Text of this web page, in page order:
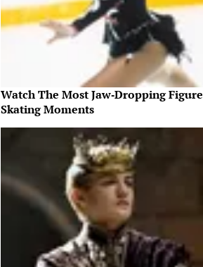
Watch The Most Jaw‑Dropping Figure
Skating Moments